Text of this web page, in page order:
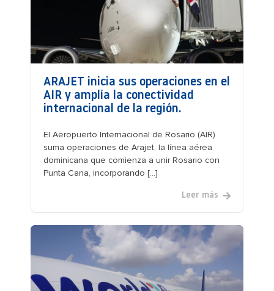
ARAJET inicia sus operaciones en el
AIR y amplía la conectividad
internacional de la región.
El Aeropuerto Internacional de Rosario (AIR)
suma operaciones de Arajet, la línea aérea
dominicana que comienza a unir Rosario con
Punta Cana, incorporando [...]
Leer más